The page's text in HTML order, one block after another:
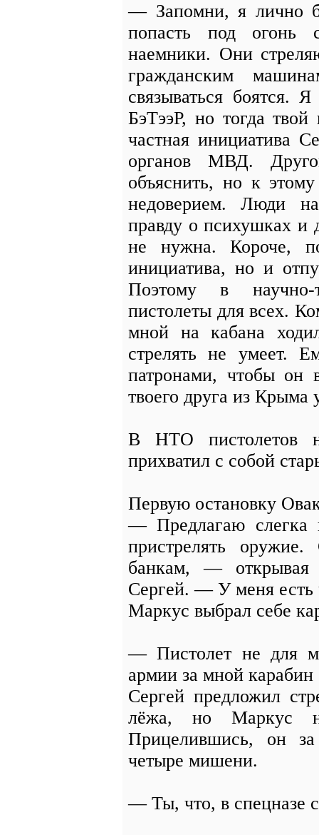
— Запомни, я лично
попасть под огонь
наемники. Они
гражданским
связываться боятся.
БэТээР, но тогда твой
частная инициатива
органов МВД.
объяснить, но к
недоверием. Люди
правду о психушках и
не нужна. Короче,
инициатива, но и
Поэтому в научно-
пистолеты для всех.
мной на кабана
стрелять не умеет.
патронами, чтобы он
твоего друга из
В НТО пистолетов
прихватил с собой
Первую остановку
— Предлагаю слегка
пристрелять
банкам, — открывая
Сергей. — У меня есть
Маркус выбрал себе
— Пистолет не для
армии за мной карабин
Сергей предложил
лёжа, но Маркус
Прицелившись, он за
четыре мишени.
— Ты, что, в спецназе